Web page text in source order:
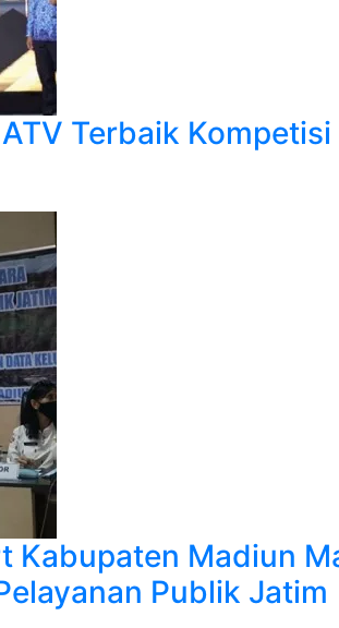
Terbaik
Kabupaten Madiun
Publik Jatim